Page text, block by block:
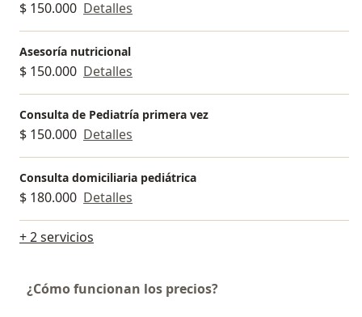
$ 150.000 Detalles
Asesoría nutricional
$ 150.000 Detalles
Consulta de Pediatría primera vez
$ 150.000 Detalles
Consulta domiciliaria pediátrica
$ 180.000 Detalles
+ 2 servicios
¿Cómo funcionan los precios?